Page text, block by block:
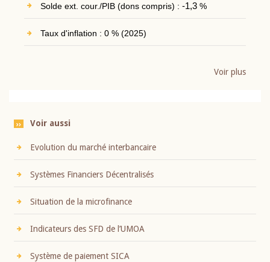
Solde ext. cour./PIB (dons compris) : -1,3%
Taux d'inflation : 0 % (2025)
Voir plus
Voir aussi
Evolution du marché interbancaire
Systèmes Financiers Décentralisés
Situation de la microfinance
Indicateurs des SFD de l’UMOA
Système de paiement SICA